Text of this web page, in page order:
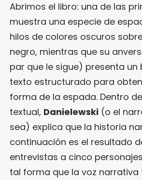
Abrimos el libro: una de las
muestra una especie de
hilos de colores oscuros
negro, mientras que su
par que le sigue) presenta un
texto estructurado para
forma de la espada. Dentro
textual, Danielewski (o el
sea) explica que la historia
continuación es el resultado
entrevistas a cinco
tal forma que la voz narrativa